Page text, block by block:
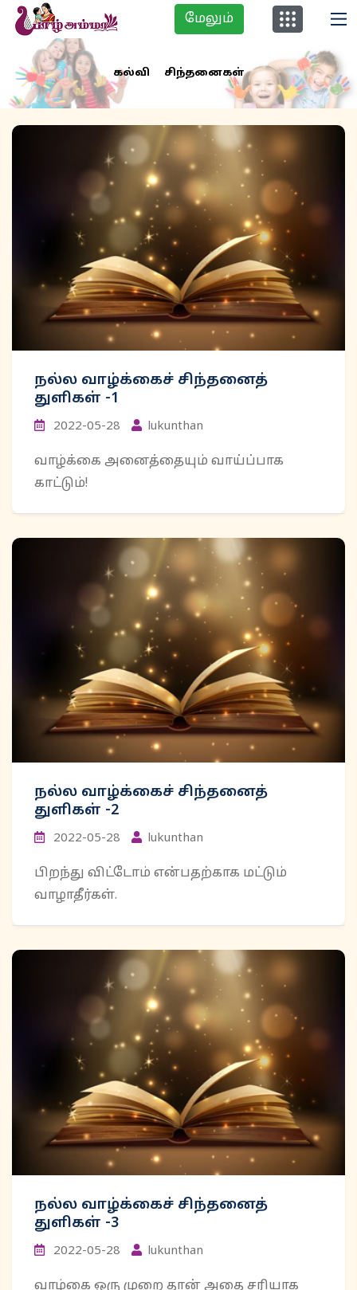
மேலும்
கல்வி சிந்தனைகள்
நல்ல வாழ்க்கைச் சிந்தனைத்
துளிகள் -1
2022-05-28 lukunthan
வாழ்க்கை அனைத்தையும் வாய்ப்பாக
காட்டும்!
நல்ல வாழ்க்கைச் சிந்தனைத்
துளிகள் -2
2022-05-28 lukunthan
பிறந்து விட்டோம் என்பதற்காக மட்டும்
வாழாதீர்கள்.
நல்ல வாழ்க்கைச் சிந்தனைத்
துளிகள் -3
2022-05-28 lukunthan
வாழ்கை ஒரு முறை தான் அதை சரியாக